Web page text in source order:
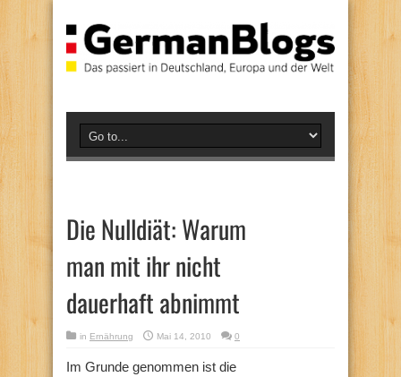
Die Nulldiät: Warum
man mit ihr nicht
dauerhaft abnimmt
in Ernährung Mai 14, 2010 0
Im Grunde genommen ist die